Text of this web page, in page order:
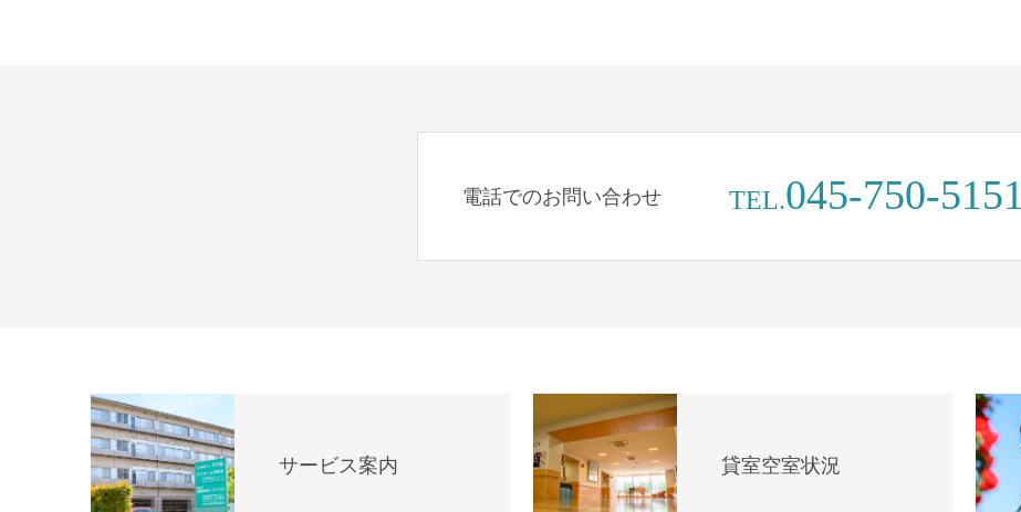
電話でのお問い合わせ TEL.045-750-5151
サービス案内 貸室空室状況